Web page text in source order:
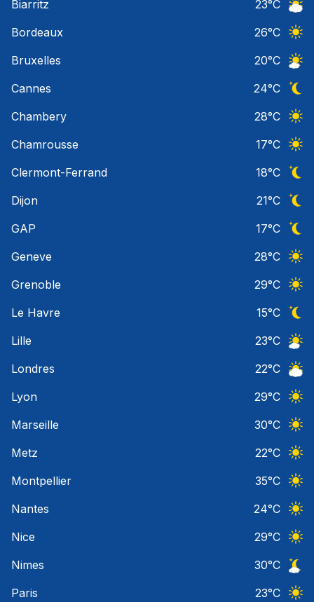
Biarritz
23°C
Bordeaux
26°C
Bruxelles
20°C
Cannes
24°C
Chambery
28°C
Chamrousse
17°C
Clermont-Ferrand
18°C
Dijon
21°C
GAP
17°C
Geneve
28°C
Grenoble
29°C
Le Havre
15°C
Lille
23°C
Londres
22°C
Lyon
29°C
Marseille
30°C
Metz
22°C
Montpellier
35°C
Nantes
24°C
Nice
29°C
Nimes
30°C
Paris
23°C